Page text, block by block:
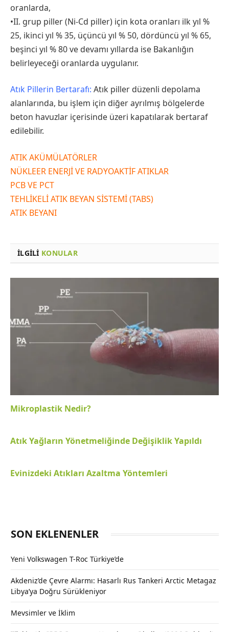
oranlarda,
•II. grup piller (Ni-Cd piller) için kota oranları ilk yıl %
25, ikinci yıl % 35, üçüncü yıl % 50, dördüncü yıl % 65,
beşinci yıl % 80 ve devamı yıllarda ise Bakanlığın
belirleyeceği oranlarda uygulanır.
Atık Pillerin Bertarafı: Atık piller düzenli depolama
alanlarında, bu işlem için diğer ayrılmış bölgelerde
beton havuzlar içerisinde üzeri kapatılarak bertaraf
edilebilir.
ATIK AKÜMÜLATÖRLER
NÜKLEER ENERJİ VE RADYOAKTİF ATIKLAR
PCB VE PCT
TEHLİKELİ ATIK BEYAN SİSTEMİ (TABS)
ATIK BEYANI
İLGILI KONULAR
Mikroplastik Nedir?
Atık Yağların Yönetmeliğinde Değişiklik Yapıldı
Evinizdeki Atıkları Azaltma Yöntemleri
SON EKLENENLER
Yeni Volkswagen T-Roc Türkiye’de
Akdeniz’de Çevre Alarmı: Hasarlı Rus Tankeri Arctic Metagaz
Libya’ya Doğru Sürükleniyor
Mevsimler ve İklim